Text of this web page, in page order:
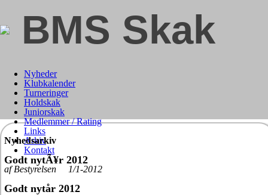
BMS Skak
Nyheder
Klubkalender
Turneringer
Holdskak
Juniorskak
Medlemmer / Rating
Links
Arkiv
Kontakt
Nyhedsarkiv
Godt nytÃ¥r 2012
af Bestyrelsen 1/1-2012
Godt nytår 2012